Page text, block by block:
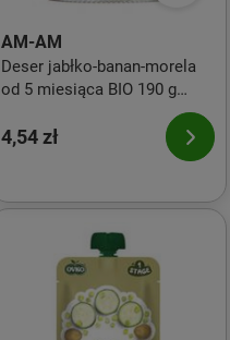
AM-AM
Deser jabłko-banan-morela
od 5 miesiąca BIO 190 g
4,54 zł